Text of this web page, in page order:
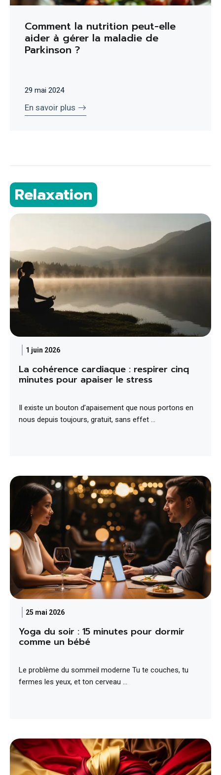
Comment la nutrition peut-elle
aider à gérer la maladie de
Parkinson ?
29 mai 2024
En savoir plus
Relaxation
1 juin 2026
La cohérence cardiaque : respirer cinq
minutes pour apaiser le stress
Il existe un bouton d’apaisement que nous portons en
nous depuis toujours, gratuit, sans effet …
25 mai 2026
Yoga du soir : 15 minutes pour dormir
comme un bébé
Le problème du sommeil moderne Tu te couches, tu
fermes les yeux, et ton cerveau …